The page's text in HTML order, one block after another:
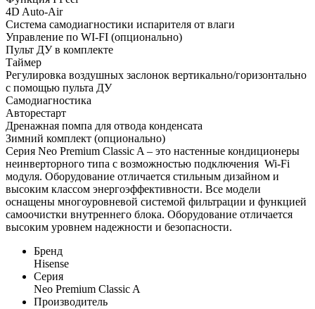
4D Auto-Air
Система самодиагностики испарителя от влаги
Управление по WI-FI (опционально)
Пульт ДУ в комплекте
Таймер
Регулировка воздушных заслонок вертикально/горизонтально
с помощью пульта ДУ
Самодиагностика
Авторестарт
Дренажная помпа для отвода конденсата
Зимний комплект (опционально)
Серия Neo Premium Classic A – это настенные кондиционеры
неинверторного типа с возможностью подключения Wi-Fi
модуля. Оборудование отличается стильным дизайном и
высоким классом энергоэффективности. Все модели
оснащены многоуровневой системой фильтрации и функцией
самоочистки внутреннего блока. Оборудование отличается
высоким уровнем надежности и безопасности.
Бренд
Hisense
Серия
Neo Premium Classic A
Производитель